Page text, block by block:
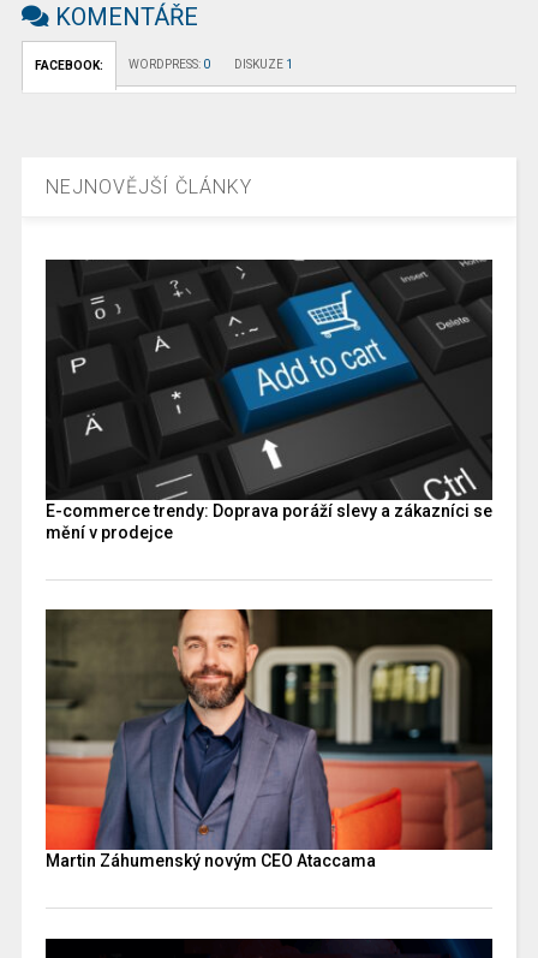
KOMENTÁŘE
FACEBOOK: WORDPRESS: 0 DISKUZE 1
NEJNOVĚJŠÍ ČLÁNKY
E-commerce trendy: Doprava poráží slevy a zákazníci se
mění v prodejce
Martin Záhumenský novým CEO Ataccama